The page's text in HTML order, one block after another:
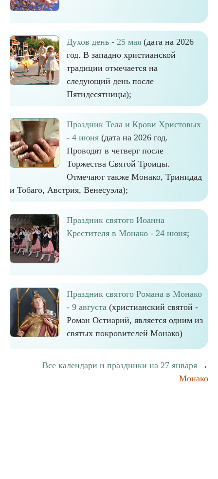
Духов день - 25 мая (дата на 2026
год. В западно христианской
традиции отмечается на
следующий день после
Пятидесятницы);
Праздник Тела и Крови Христовых
- 4 июня (дата на 2026 год.
Проводят в четверг после
Торжества Святой Троицы.
Отмечают также Монако, Тринидад
и Тобаго, Австрия, Венесуэла);
Праздник святого Иоанна
Крестителя в Монако - 24 июня;
Праздник святого Романа в Монако
- 9 августа (христианский святой -
Роман Остиарий, является одним из
святых покровителей Монако)
Все календари и праздники на 27 января →
Монако